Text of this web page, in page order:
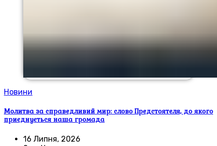
Новини
Молитва за справедливий мир: слово Предстоятеля, до якого
приєднується наша громада
16 Липня, 2026